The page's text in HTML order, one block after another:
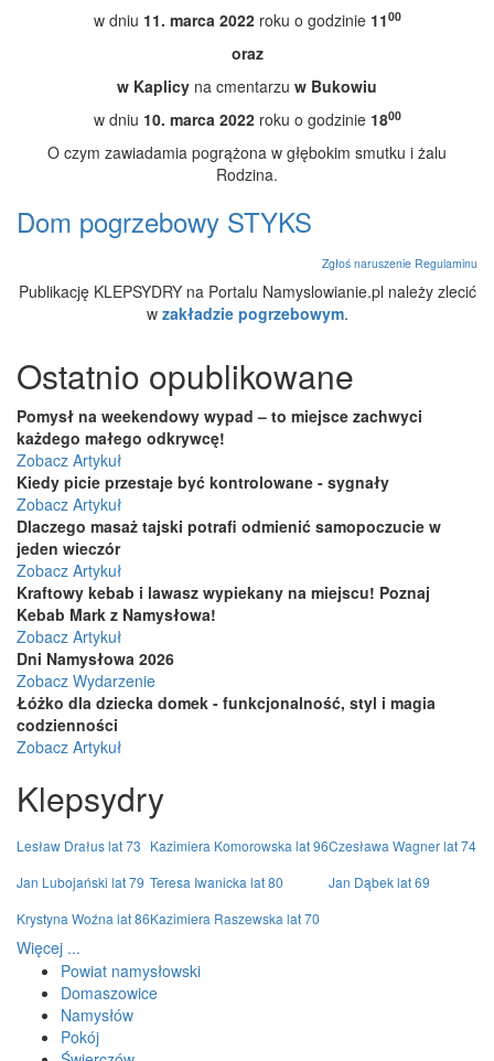
w dniu 11. marca 2022 roku o godzinie1100
oraz
w Kaplicy na cmentarzu w Bukowiu
w dniu 10. marca 2022 roku o godzinie1800
O czym zawiadamia pogrążona w głębokim smutku i żalu
Rodzina.
Dom pogrzebowy STYKS
Zgłoś naruszenie Regulaminu
Publikację KLEPSYDRY na Portalu Namyslowianie.pl należy zlecić
w zakładzie pogrzebowym.
Ostatnio opublikowane
Pomysł na weekendowy wypad – to miejsce zachwyci
każdego małego odkrywcę!
Zobacz Artykuł
Kiedy picie przestaje być kontrolowane - sygnały
Zobacz Artykuł
Dlaczego masaż tajski potrafi odmienić samopoczucie w
jeden wieczór
Zobacz Artykuł
Kraftowy kebab i lawasz wypiekany na miejscu! Poznaj
Kebab Mark z Namysłowa!
Zobacz Artykuł
Dni Namysłowa 2026
Zobacz Wydarzenie
Łóżko dla dziecka domek - funkcjonalność, styl i magia
codzienności
Zobacz Artykuł
Klepsydry
Lesław Drałus lat 73 Kazimiera Komorowska lat 96Czesława Wagner lat 74
Jan Lubojański lat 79 Teresa Iwanicka lat 80
Jan Dąbek lat 69
Krystyna Woźna lat 86Kazimiera Raszewska lat 70
Więcej ...
Powiat namysłowski
Domaszowice
Namysłów
Pokój